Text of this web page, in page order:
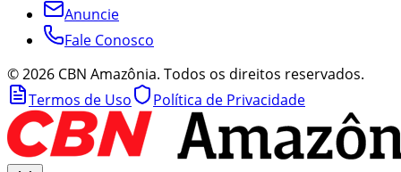
Anuncie
Fale Conosco
©2026 CBN Amazônia. Todos os direitos reservados.
Termos de Uso
Política de Privacidade